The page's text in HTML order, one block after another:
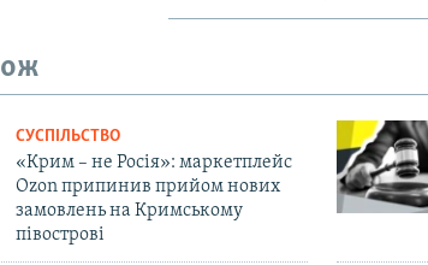
СУСПІЛЬСТВО
«Крим – не Росія»: маркетплейс
Ozon припинив прийом нових
замовлень на Кримському
півострові